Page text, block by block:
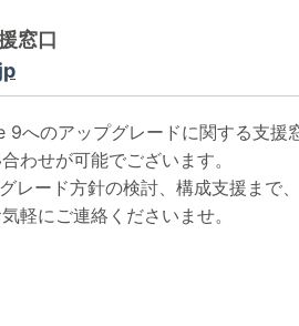
窓口
のアップグレードに関する支援
わせが可能でございます。
ード方針の検討、構成支援まで
軽にご連絡くださいませ。